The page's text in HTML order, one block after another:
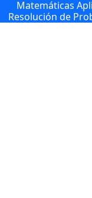
Matemáticas
Resolución de